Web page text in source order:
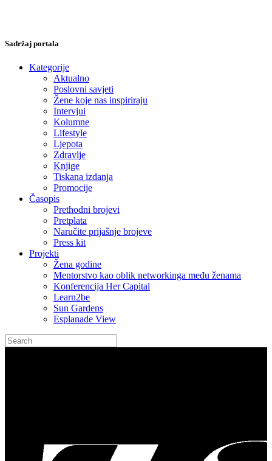
Sadržaj portala
Kategorije
Aktualno
Poslovni savjeti
Žene koje nas inspiriraju
Intervjui
Kolumne
Lifestyle
Ljepota
Zdravlje
Knjige
Tiskana izdanja
Promocije
Časopis
Prethodni brojevi
Pretplata
Naručite prijašnje brojeve
Press kit
Projekti
Žena godine
Mentorstvo kao oblik networkinga među ženama
Konferencija Her Capital
Learn2be
Sun Gardens
Esplanade View